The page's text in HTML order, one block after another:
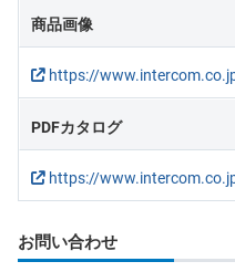
商品画像
https://
PDFカタログ
https://
お問い合わせ